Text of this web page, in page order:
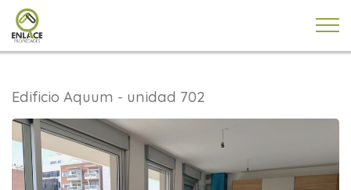
Edificio Aquum - unidad 702